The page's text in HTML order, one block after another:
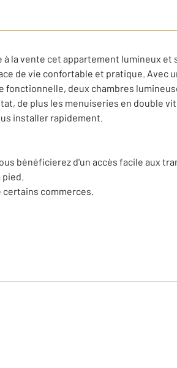
à la vente cet appartement lumineux
de vie confortable et pratique. Avec
fonctionnelle, deux chambres
de plus les menuiseries en double
installer rapidement.
bénéficierez d'un accès facile aux
pied.
commerces.